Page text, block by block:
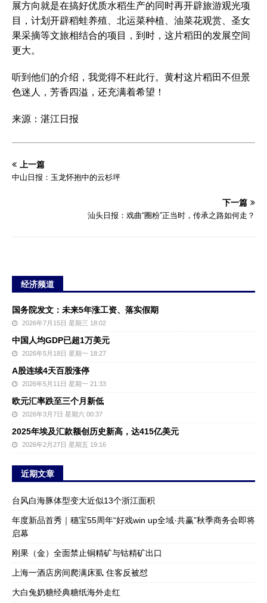
展方向就是在搞好优质水稻生产的同时再开辟旅游观光项
目，计划开辟稻蛙养殖、北运菜种植、油菜花观赏、圣女
果采摘等文旅相结合的项目，到时，这片稻田的发展空间
更大。
听到他们的介绍，我觉得不枉此行。黄村这片稻田不但景
色迷人，芳香四溢，还充满着希望！
来源：湛江日报
上一篇
中山日报：玉龙怀抱中的云杉坪
下一篇
汕头日报：戏曲“圈粉”正当时，传承之路如何走？
经济频道
国务院发文：未来5年涨工资、落实假期
2026年7月15日 星期三 18:02
中国人均GDP已超1万美元
2026年5月18日 星期一 18:27
A股连续4天百股涨停
2026年5月11日 星期一 21:33
欧元汇率跌至三个月新低
2026年3月7日 星期六 00:37
2025年埃及汇款额创历史新高，达415亿美元
2026年2月27日 星期五 19:16
近期文章
台风白海豚体型变大近似13个浙江面积
年度新品首秀｜穗宝55周年“好戏win up全域·共赢”秋季商务会即将
启幕
刚果（金）全面禁止铜精矿与钴精矿出口
上海一酒店房间爬满床虱 住客反被怼
大白兔奶糖经典糖纸海外走红